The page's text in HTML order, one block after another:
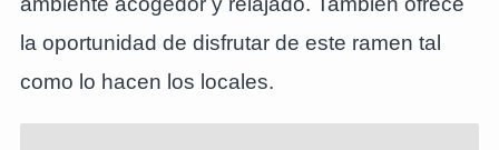
la oportunidad de disfrutar de este ramen tal
como lo hacen los locales.